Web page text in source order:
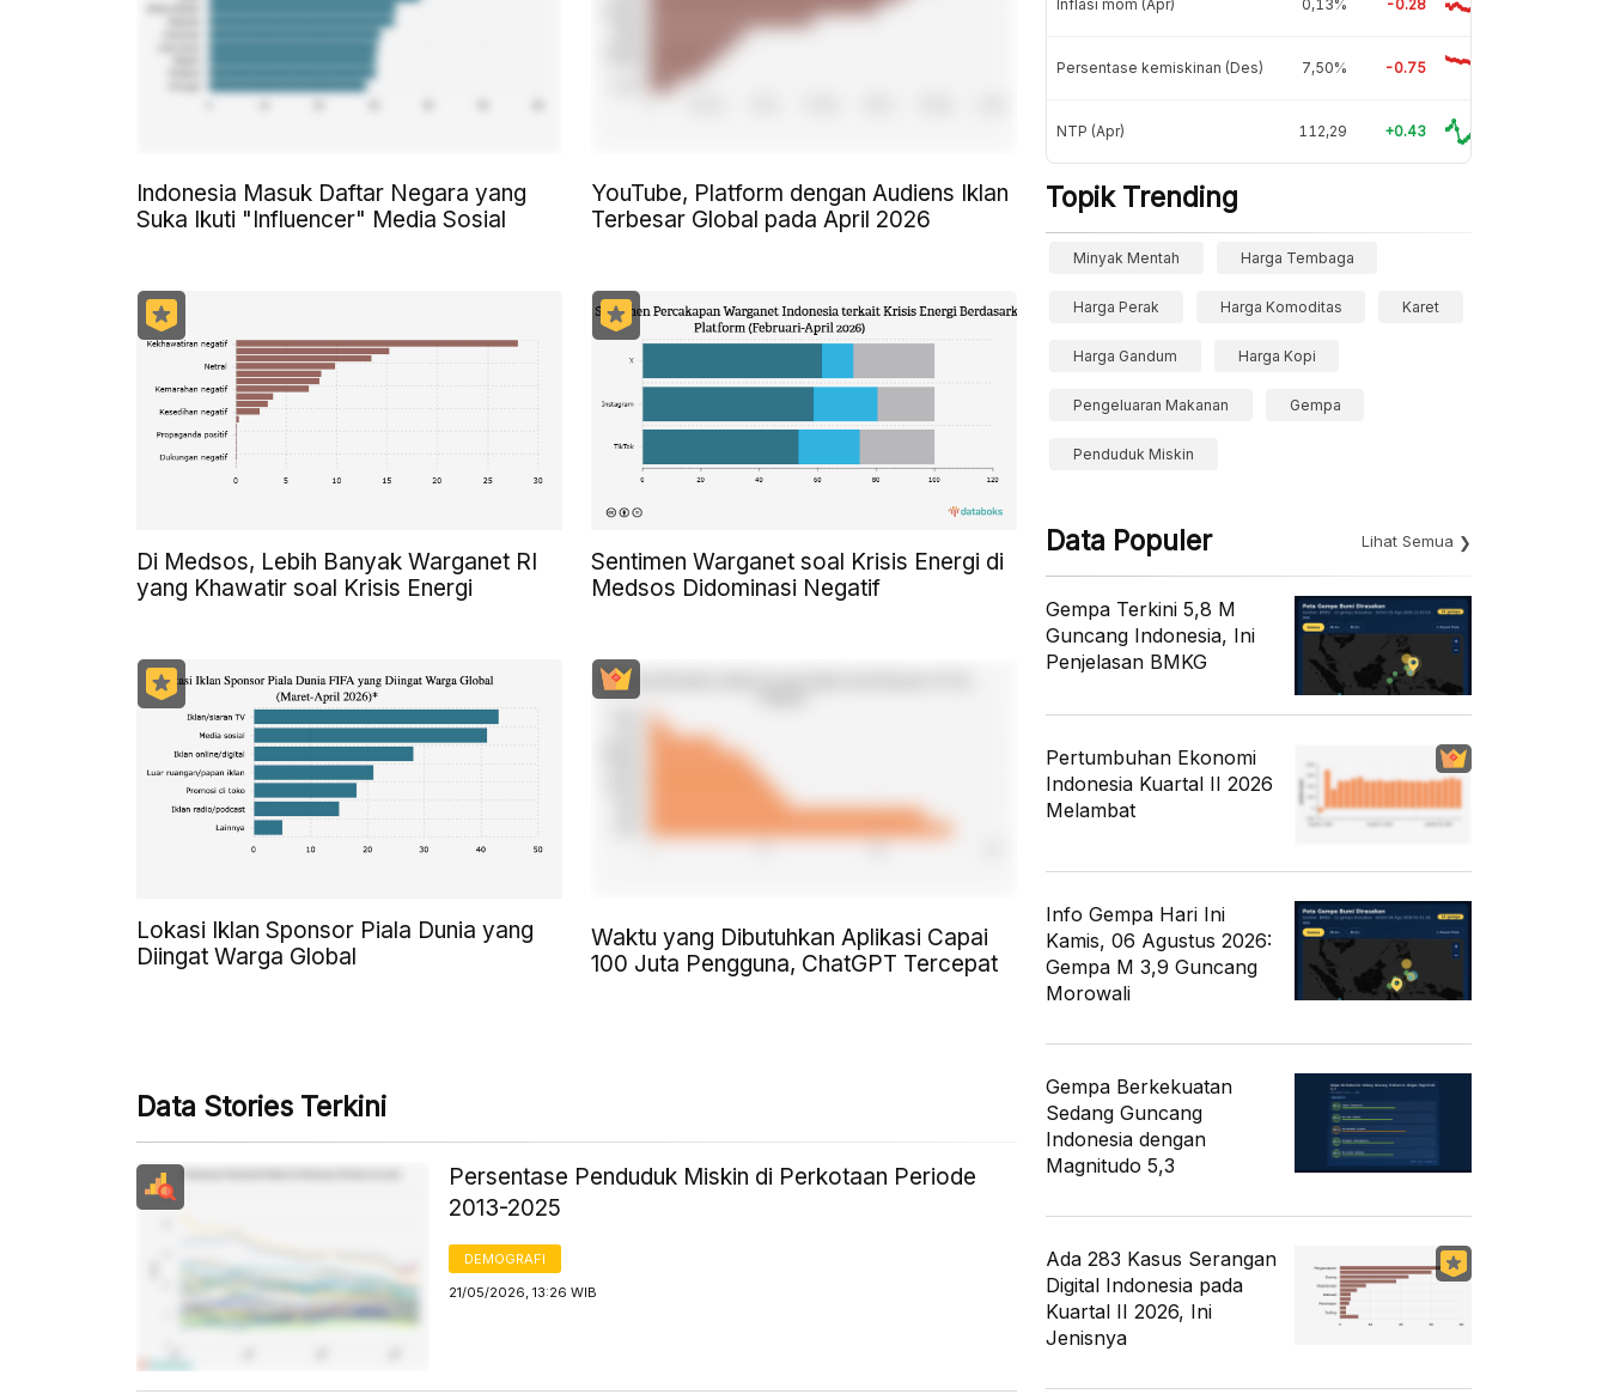
Indonesia Masuk Daftar Negara yang
Suka Ikuti "Influencer" Media Sosial
YouTube, Platform dengan Audiens Iklan
Terbesar Global pada April 2026
Di Medsos, Lebih Banyak Warganet RI
yang Khawatir soal Krisis Energi
Sentimen Warganet soal Krisis Energi di
Medsos Didominasi Negatif
Lokasi Iklan Sponsor Piala Dunia yang
Diingat Warga Global
Waktu yang Dibutuhkan Aplikasi Capai
100 Juta Pengguna, ChatGPT Tercepat
Data Stories Terkini
Persentase Penduduk Miskin di Perkotaan Periode
2013-2025
DEMOGRAFI
21/05/2026, 13:26 WIB
Inflasi mom (Apr) 0,13% -0.28
Persentase kemiskinan (Des) 7,50% -0.75
NTP (Apr) 112,29 +0.43
Topik Trending
Minyak Mentah Harga Tembaga
Harga Perak Harga Komoditas Karet
Harga Gandum Harga Kopi
Pengeluaran Makanan Gempa
Penduduk Miskin
Data Populer Lihat Semua
Gempa Terkini 5,8 M
Guncang Indonesia, Ini
Penjelasan BMKG
Pertumbuhan Ekonomi
Indonesia Kuartal II 2026
Melambat
Info Gempa Hari Ini
Kamis, 06 Agustus 2026:
Gempa M 3,9 Guncang
Morowali
Gempa Berkekuatan
Sedang Guncang
Indonesia dengan
Magnitudo 5,3
Ada 283 Kasus Serangan
Digital Indonesia pada
Kuartal II 2026, Ini
Jenisnya